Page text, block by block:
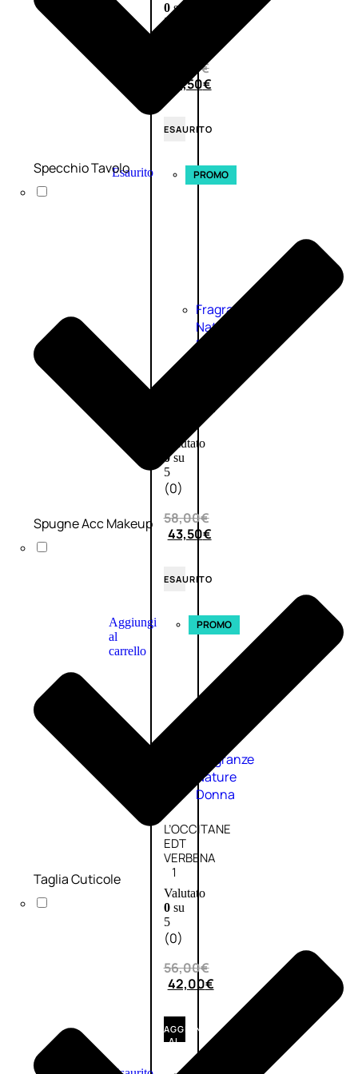
0su
5
58,00€
43,50€
ESAURITO
Esaurito PROMO
Fragranze
Nature
Donna
L’OCCITANE
VERBENA
Valutato
0su
5
(0)
58,00€
43,50€
ESAURITO
Aggiungi
al
carrello
PROMO
Fragranze
Nature
Donna
L’OCCITANE
EDT
VERBENA
1
Valutato
0su
5
(0)
56,00€
42,00€
AGGIUNGI
AL
CARRELLO
Specchio Tavolo
Spugne Acc Makeup
Taglia Cuticole